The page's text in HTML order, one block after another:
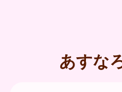
あすな